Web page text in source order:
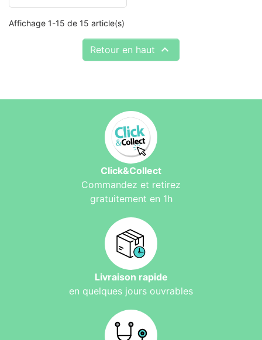
Affichage 1-15 de 15 article(s)
Retour en haut 
Click&Collect
Commandez et retirez
gratuitement en 1h
Livraison rapide
en quelques jours ouvrables